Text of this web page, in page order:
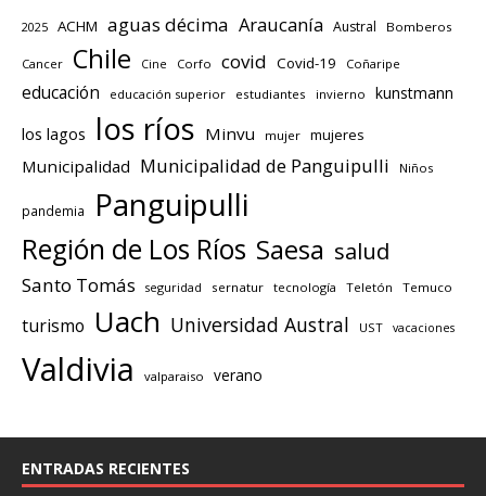
2025 ACHM aguas décima Araucanía Austral Bomberos
Cancer Chile Cine Corfo covid Covid-19 Coñaripe
educación educación superior estudiantes invierno kunstmann
los lagos los ríos Minvu mujer mujeres
Municipalidad Municipalidad de Panguipulli Niños
pandemia Panguipulli
Región de Los Ríos Saesa salud
Santo Tomás seguridad sernatur tecnología Teletón Temuco
turismo Uach Universidad Austral UST vacaciones
Valdivia valparaiso verano
ENTRADAS RECIENTES